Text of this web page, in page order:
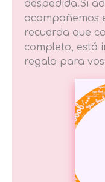
despedida.Si
acompañemos
recuerda que
completo, está
regalo para